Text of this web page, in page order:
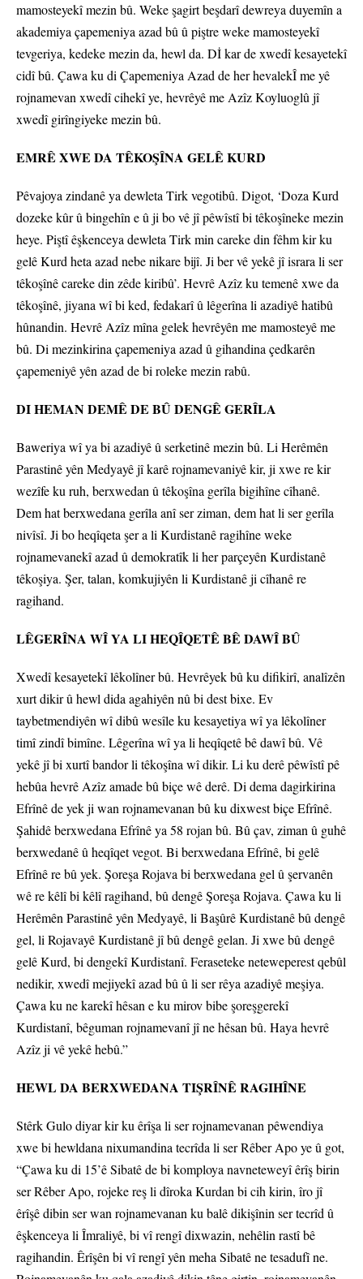
mamosteyekî mezin bû. Weke şagirt beşdarî dewreya duyemîn a
akademiya çapemeniya azad bû û piştre weke mamosteyekî
tevgeriya, kedeke mezin da, hewl da. Dİ kar de xwedî kesayetekî
cidî bû. Çawa ku di Çapemeniya Azad de her hevalekÎ me yê
rojnamevan xwedî cihekî ye, hevrêyê me Azîz Koyluoglû jî
xwedî girîngiyeke mezin bû.
EMRÊ XWE DA TÊKOŞÎNA GELÊ KURD
Pêvajoya zindanê ya dewleta Tirk vegotibû. Digot, ‘Doza Kurd
dozeke kûr û bingehîn e û ji bo vê jî pêwîstî bi têkoşîneke mezin
heye. Piştî êşkenceya dewleta Tirk min careke din fêhm kir ku
gelê Kurd heta azad nebe nikare bijî. Ji ber vê yekê jî israra li ser
têkoşînê careke din zêde kiribû’. Hevrê Azîz ku temenê xwe da
têkoşînê, jiyana wî bi ked, fedakarî û lêgerîna li azadiyê hatibû
hûnandin. Hevrê Azîz mîna gelek hevrêyên me mamosteyê me
bû. Di mezinkirina çapemeniya azad û gihandina çedkarên
çapemeniyê yên azad de bi roleke mezin rabû.
DI HEMAN DEMÊ DE BÛ DENGÊ GERÎLA
Baweriya wî ya bi azadiyê û serketinê mezin bû. Li Herêmên
Parastinê yên Medyayê jî karê rojnamevaniyê kir, ji xwe re kir
wezîfe ku ruh, berxwedan û têkoşîna gerîla bigihîne cîhanê.
Dem hat berxwedana gerîla anî ser ziman, dem hat li ser gerîla
nivîsî. Ji bo heqîqeta şer a li Kurdistanê ragihîne weke
rojnamevanekî azad û demokratîk li her parçeyên Kurdistanê
têkoşiya. Şer, talan, komkujiyên li Kurdistanê ji cîhanê re
ragihand.
LÊGERÎNA WÎ YA LI HEQÎQETÊ BÊ DAWÎ BÛ
Xwedî kesayetekî lêkolîner bû. Hevrêyek bû ku difikirî, analîzên
xurt dikir û hewl dida agahiyên nû bi dest bixe. Ev
taybetmendiyên wî dibû wesîle ku kesayetiya wî ya lêkolîner
timî zindî bimîne. Lêgerîna wî ya li heqîqetê bê dawî bû. Vê
yekê jî bi xurtî bandor li têkoşîna wî dikir. Li ku derê pêwîstî pê
hebûa hevrê Azîz amade bû biçe wê derê. Di dema dagirkirina
Efrînê de yek ji wan rojnamevanan bû ku dixwest biçe Efrînê.
Şahidê berxwedana Efrînê ya 58 rojan bû. Bû çav, ziman û guhê
berxwedanê û heqîqet vegot. Bi berxwedana Efrînê, bi gelê
Efrînê re bû yek. Şoreşa Rojava bi berxwedana gel û şervanên
wê re kêlî bi kêlî ragihand, bû dengê Şoreşa Rojava. Çawa ku li
Herêmên Parastinê yên Medyayê, li Başûrê Kurdistanê bû dengê
gel, li Rojavayê Kurdistanê jî bû dengê gelan. Ji xwe bû dengê
gelê Kurd, bi dengekî Kurdistanî. Feraseteke neteweperest qebûl
nedikir, xwedî mejiyekî azad bû û li ser rêya azadiyê meşiya.
Çawa ku ne karekî hêsan e ku mirov bibe şoreşgerekî
Kurdistanî, bêguman rojnamevanî jî ne hêsan bû. Haya hevrê
Azîz ji vê yekê hebû.”
HEWL DA BERXWEDANA TIŞRÎNÊ RAGIHÎNE
Stêrk Gulo diyar kir ku êrîşa li ser rojnamevanan pêwendiya
xwe bi hewldana nixumandina tecrîda li ser Rêber Apo ye û got,
“Çawa ku di 15’ê Sibatê de bi komploya navneteweyî êrîş birin
ser Rêber Apo, rojeke reş li dîroka Kurdan bi cih kirin, îro jî
êrîşê dibin ser wan rojnamevanan ku balê dikişînin ser tecrîd û
êşkenceya li Îmraliyê, bi vî rengî dixwazin, nehêlin rastî bê
ragihandin. Êrîşên bi vî rengî yên meha Sibatê ne tesadufî ne.